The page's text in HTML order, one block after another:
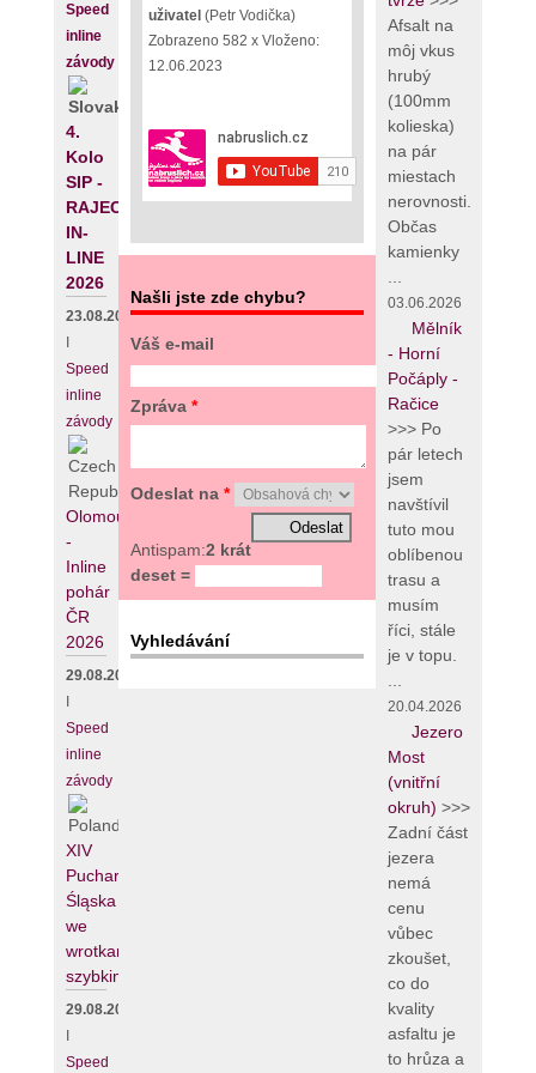
Speed
inline
závody
4.
Kolo
SIP -
RAJECKÝ
IN-
LINE
2026
23.08.2026
Speed
inline
závody
Olomouc
-
Inline
pohár
ČR
2026
29.08.2026
Speed
inline
závody
XIV
Puchar
Śląska
we
wrotkarstwie
szybkim
29.08.2026
Speed
uživatel (Petr Vodička)
Zobrazeno 582 x Vloženo:
12.06.2023
Našli jste zde chybu?
Váš e-mail
Zpráva *
Odeslat na *
Antispam:2 krát
deset =
Vyhledávání
Afsalt na
môj vkus
hrubý
(100mm
kolieska)
na pár
miestach
nerovnosti.
Občas
kamienky
...
03.06.2026
Mělník
- Horní
Počáply -
Račice
>>> Po
pár letech
jsem
navštívil
tuto mou
oblíbenou
trasu a
musím
říci, stále
je v topu.
...
20.04.2026
Jezero
Most
(vnitřní
okruh) >>>
Zadní část
jezera
nemá
cenu
vůbec
zkoušet,
co do
kvality
asfaltu je
to hrůza a